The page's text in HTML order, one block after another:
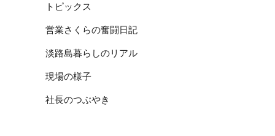
トピックス
営業さくらの奮闘日記
淡路島暮らしのリアル
現場の様子
社長のつぶやき